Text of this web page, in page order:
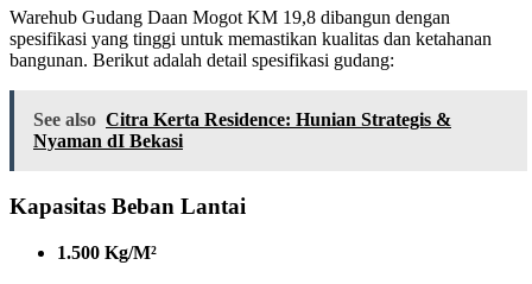
Warehub Gudang Daan Mogot KM 19,8 dibangun dengan
spesifikasi yang tinggi untuk memastikan kualitas dan ketahanan
bangunan. Berikut adalah detail spesifikasi gudang:
See also Citra Kerta Residence: Hunian Strategis &
Nyaman dI Bekasi
Kapasitas Beban Lantai
1.500 Kg/M²